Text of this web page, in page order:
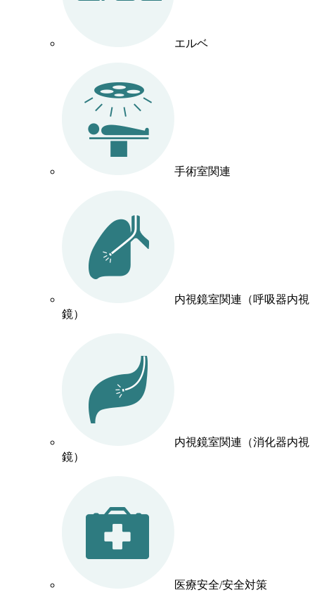
エルベ
手術室関連
内視鏡室関連（呼吸器内視
鏡）
内視鏡室関連（消化器内視
鏡）
医療安全/安全対策